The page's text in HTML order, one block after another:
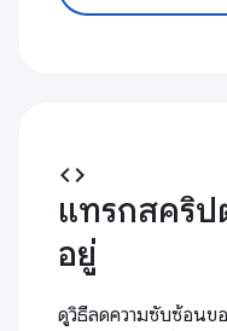
code
แทรกสคริป
อยู่
ดูวิธีลดความซับซ้อนข